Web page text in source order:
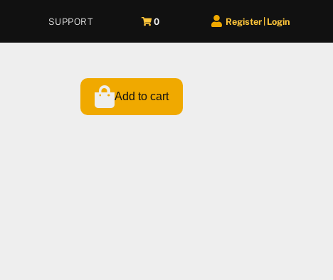
SUPPORT 0 Register Login
Add to cart